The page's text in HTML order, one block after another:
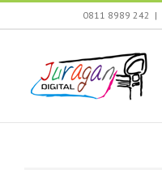
Skip
0811 8989 242 |